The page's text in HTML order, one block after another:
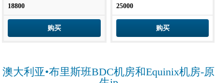
18800
购买
25000
购买
澳大利亚•布里斯班BDC机房和Equinix机房-原